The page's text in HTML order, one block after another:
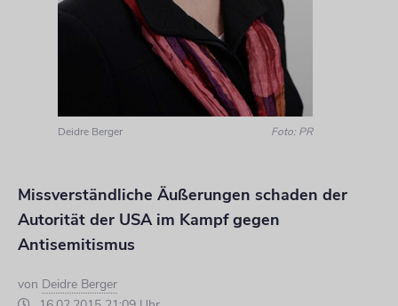
Deidre Berger Foto: PR
Missverständliche Äußerungen schaden der
Autorität der USA im Kampf gegen
Antisemitismus
von Deidre Berger